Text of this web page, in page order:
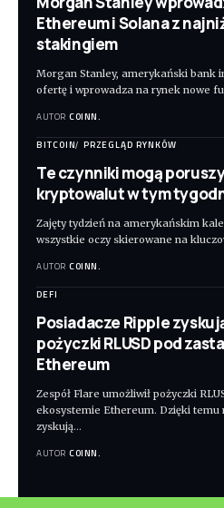
Ethereum i Solana z
stakingiem
Morgan Stanley, amerykański bank
ofertę i wprowadza na rynek nowe
AUTOR COINN.
BITCOIN PRZEGLĄD RYNKÓW
Te czynniki mogą
kryptowalut w tym
Zajęty tydzień na amerykańskim
wszystkie oczy skierowane na
AUTOR COINN.
DEFI
Posiadacze Ripple
pożyczki RLUSD pod
Ethereum
Zespół Flare umożliwił pożyczki
ekosystemie Ethereum. Dzięki temu
zyskują…
AUTOR COINN.